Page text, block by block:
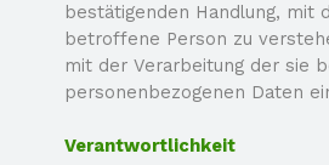
bestätigenden Handlung, mit
betroffene Person zu
mit der Verarbeitung der sie
personenbezogenen Daten
Verantwortlichkeit